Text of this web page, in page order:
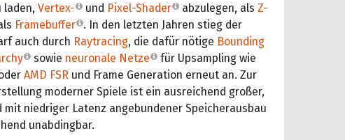
laden, Vertex- und Pixel-Shader abzulegen, als Z-
Framebuffer
. In den letzten Jahren stieg der
auch durch Raytracing, die dafür nötige Bounding
sowie neuronale Netze
für Upsampling wie
AMD FSR und Frame Generation erneut an. Zur
moderner Spiele ist ein ausreichend großer,
mit niedriger Latenz angebundener Speicherausbau
unabdingbar.